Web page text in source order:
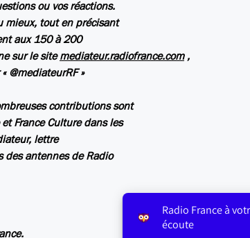
ou vos réactions.
mieux, tout en précisant
aux 150 à 200
sur le sitemediateur.radiofrance.com,
@mediateurRF »
contributions sont
France Culture dans les
, lettre
des antennes de Radio
Radio France à
écoute